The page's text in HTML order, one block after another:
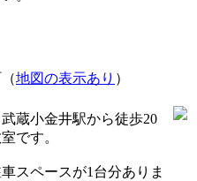
地図の表示あり ）
蔵小金井駅から徒歩20
です。
スペースが1台分ありま